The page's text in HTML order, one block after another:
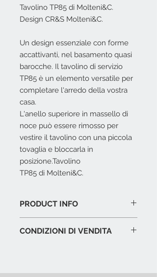
Tavolino TP85 di Molteni&C.
Design CR&S Molteni&C.
Un design essenziale con forme
accattivanti, nel basamento quasi
barocche. Il tavolino di servizio
TP85 è un elemento versatile per
completare l'arredo della vostra
casa.
L'anello superiore in massello di
noce può essere rimosso per
vestire il tavolino con una piccola
tovaglia e bloccarla in
posizione.Tavolino
TP85 di Molteni&C.
PRODUCT INFO
laser verniciato colore nero.
nazionale.
CONDIZIONI DI VENDITA